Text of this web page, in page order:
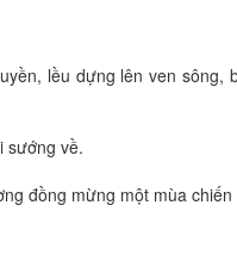
lều dựng lên ven sông,
sướng về.
đồng mừng một mùa chiến